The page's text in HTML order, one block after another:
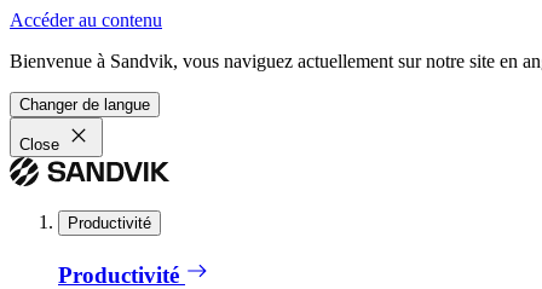
Accéder au contenu
Bienvenue à Sandvik, vous naviguez actuellement sur notre site en
Changer de langue
Close
Productivité
Productivité